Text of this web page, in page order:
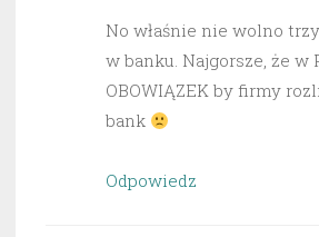
No właśnie nie wolno
w banku. Najgorsze, że w
OBOWIĄZEK by firmy
bank
Odpowiedz